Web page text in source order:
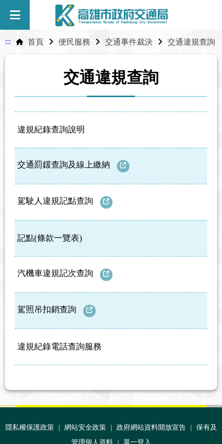
::: 首頁 便民服務 交通事件裁決 交通違規查詢
交通違規查詢
違規紀錄查詢說明
交通罰鍰查詢及線上繳納
駕駛人違規記點查詢
記點(條款一覽表)
汽機車違規記次查詢
駕照吊扣銷查詢
違規紀錄電話查詢服務
:::
隱私權保護政策 | 網站安全政策 | 政府網站資料開放宣告 |
保有及
管理個人資料
| 單一登入